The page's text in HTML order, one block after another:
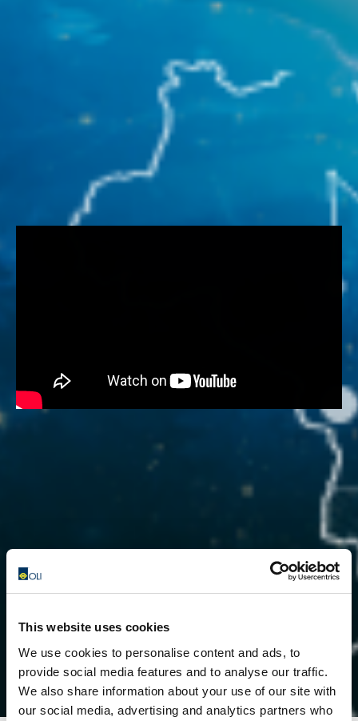
This website uses cookies
We use cookies to personalise content and ads, to
provide social media features and to analyse our traffic.
We also share information about your use of our site with
our social media, advertising and analytics partners who